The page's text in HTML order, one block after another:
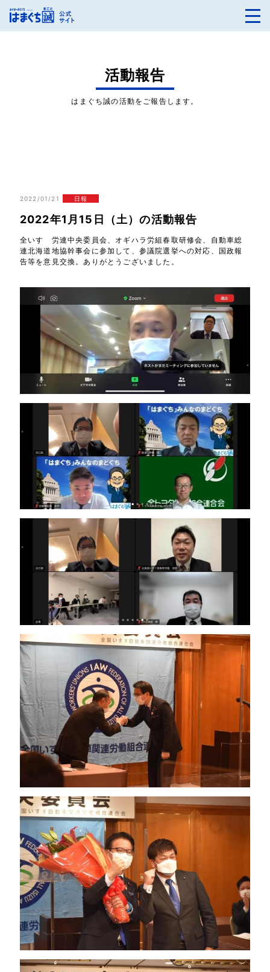
活動報告
はまぐち誠の活動をご報告します。
2022/01/21 日報
2022年1月15日（土）の活動報告
全いすゞ労連中央委員会、オギハラ労組春取研修会、自動車総
連北海道地協幹事会に参加して、参議院選挙への対応、国政報
告等を意見交換。ありがとうございました。